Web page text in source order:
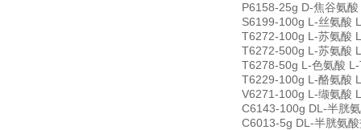
P6158-25g D-焦谷氨
S6199-100g L-丝氨酸
T6272-100g L-苏氨酸
T6272-500g L-苏氨酸
T6278-50g L-色氨酸
T6229-100g L-酪氨酸
V6271-100g L-缬氨酸
C6143-100g DL-半胱
C6013-5g DL-半胱氨